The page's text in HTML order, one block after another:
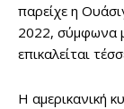
παρείχε η
2022, σύμφωνα
επικαλείται
Η αμερικανική